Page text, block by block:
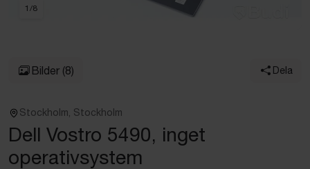
1 /8
Bilder (8) Dela
Stockholm, Stockholm
Dell Vostro 5490, inget
operativsystem